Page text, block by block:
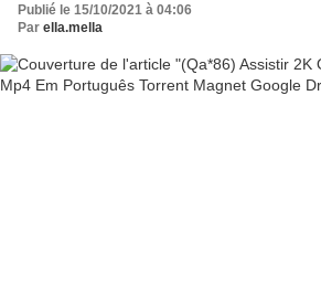
Publié le 15/10/2021 à 04:06
Par ella.mella